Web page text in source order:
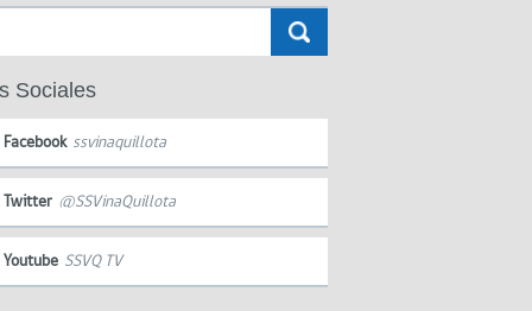
Sociales
Facebook ssvinaquillota
Twitter @SSVinaQuillota
Youtube SSVQ TV